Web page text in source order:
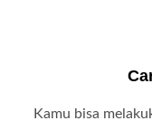
Kamu bisa